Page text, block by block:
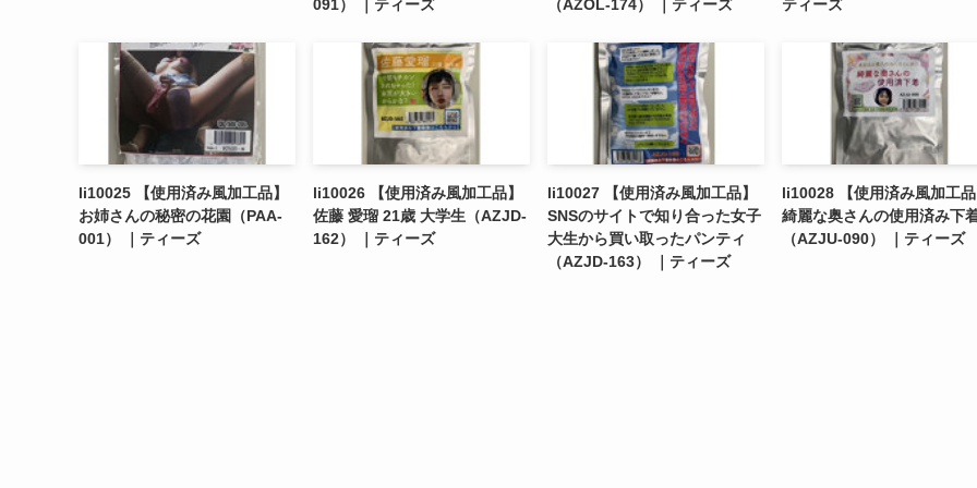
091） ｜ティーズ （AZOL-174） ｜ティーズ ティーズ
li10025 【使用済み風加工品】
お姉さんの秘密の花園（PAA-
001） ｜ティーズ
li10026 【使用済み風加工品】
佐藤 愛瑠 21歳 大学生（AZJD-
162） ｜ティーズ
li10027 【使用済み風加工品】
SNSのサイトで知り合った女子
大生から買い取ったパンティ
（AZJD-163） ｜ティーズ
li10028 【使用済み風加工
綺麗な奥さんの使用済み下
（AZJU-090） ｜ティーズ